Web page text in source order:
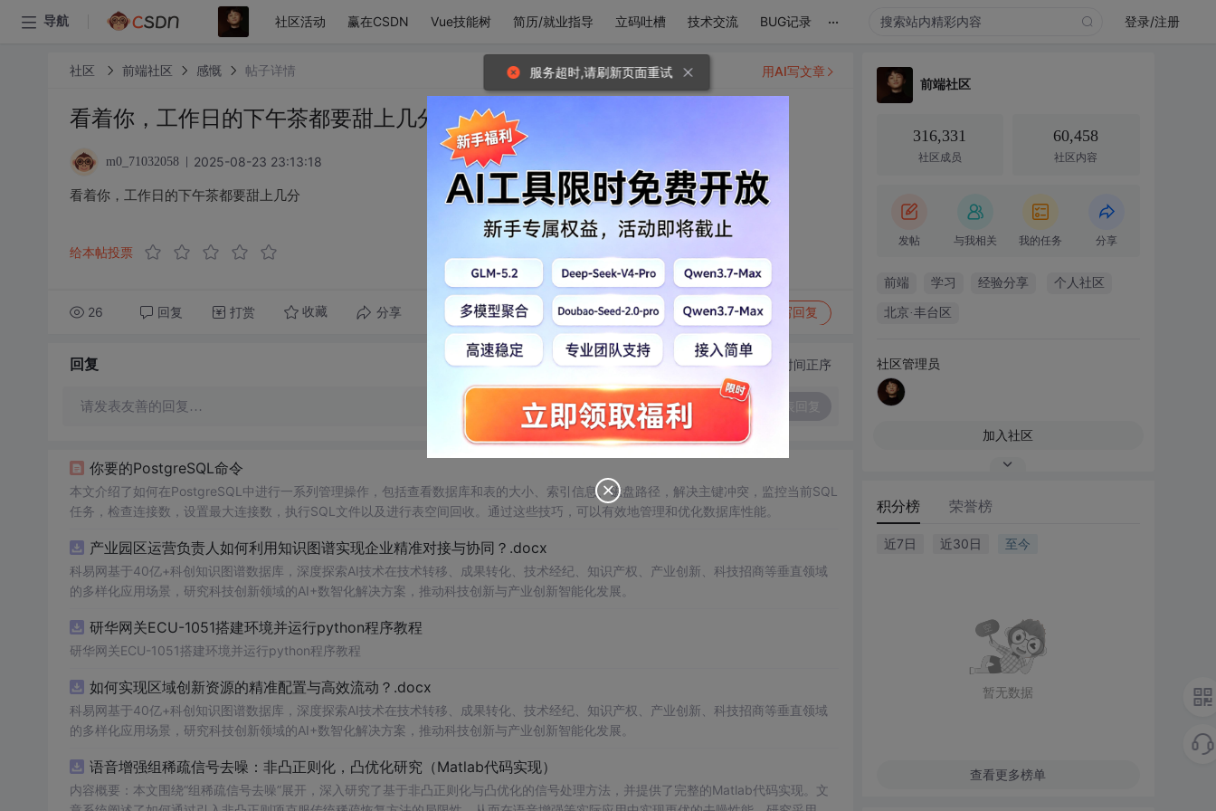
导航 社区活动 赢在CSDN Vue技能树 简历/就业指导 立码吐槽 技术交流 BUG记录 ... 登录/注册
社区 前端社区 感慨 帖子详情
看着你，工作日的下午茶都要甜上几分
m0_71032058 2025-08-23 23:13:18
看着你，工作日的下午茶都要甜上几分
给本帖投票
26 回复 打赏 收藏 分享 转发到动态 举报 写回复
用AI写文章
回复 切换为时间正序
请发表友善的回复…
你要的PostgreSQL命令
本文介绍了如何在PostgreSQL中进行一系列管理操作，包括查看数据库和表的大小、索引信息、磁盘路径，解决主键冲突，监控当前SQL
任务，检查连接数，设置最大连接数，执行SQL文件以及进行表空间回收。通过这些技巧，可以有效地管理和优化数据库性能。
产业园区运营负责人如何利用知识图谱实现企业精准对接与协同？.docx
科易网基于40亿+科创知识图谱数据库，深度探索AI技术在技术转移、成果转化、技术经纪、知识产权、产业创新、科技招商等垂直领域
的多样化应用场景，研究科技创新领域的AI+数智化解决方案，推动科技创新与产业创新智能化发展。
研华网关ECU-1051搭建环境并运行python程序教程
研华网关ECU-1051搭建环境并运行python程序教程
如何实现区域创新资源的精准配置与高效流动？.docx
科易网基于40亿+科创知识图谱数据库，深度探索AI技术在技术转移、成果转化、技术经纪、知识产权、产业创新、科技招商等垂直领域
的多样化应用场景，研究科技创新领域的AI+数智化解决方案，推动科技创新与产业创新智能化发展。
语音增强组稀疏信号去噪：非凸正则化，凸优化研究（Matlab代码实现）
内容概要：本文围绕“组稀疏信号去噪”展开，深入研究了基于非凸正则化与凸优化的信号处理方法，并提供了完整的Matlab代码实现。文
前端社区
316,331
社区成员
60,458
社区内容
发帖 与我相关 我的任务 分享
前端 学习 经验分享 个人社区
北京·丰台区
社区管理员
加入社区
积分榜 荣誉榜
近7日 近30日 至今
暂无数据
查看更多榜单
服务超时,请刷新页面重试